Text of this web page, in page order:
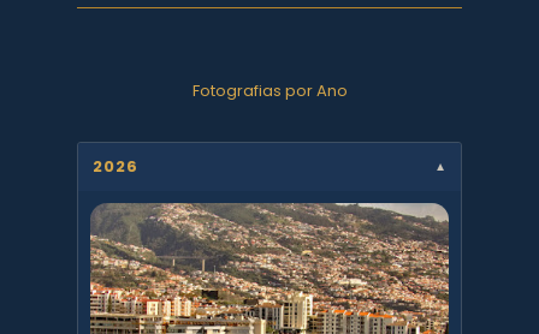
Fotografias por Ano
2026 ▼